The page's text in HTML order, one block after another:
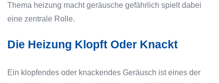
Thema heizung macht geräusche gefährlich spielt dabei
eine zentrale Rolle.
Die Heizung Klopft Oder Knackt
Ein klopfendes oder knackendes Geräusch ist eines der